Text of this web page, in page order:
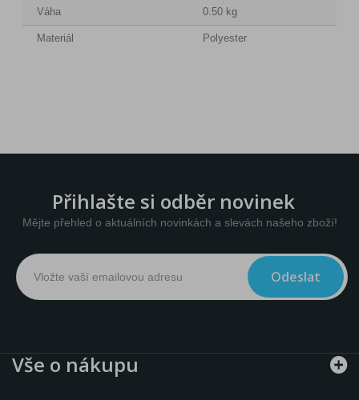
Váha 0.50 kg
Materiál Polyester
Přihlašte si odběr novinek
Mějte přehled o aktuálních novinkách a slevách našeho zboží!
Odeslat
Vše o nákupu